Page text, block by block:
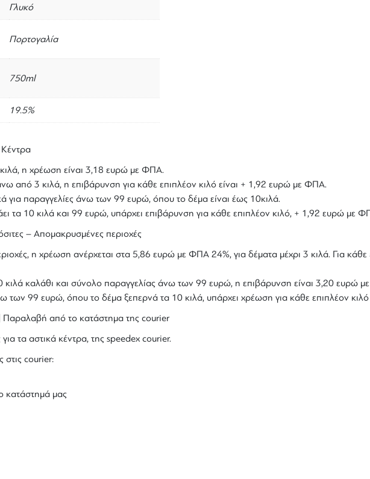
Γλυκό
Πορτογαλία
750ml
19.5%
κιλά, η χρέωση είναι 3,18 ευρώ με ΦΠΑ.
από 3 κιλά, η επιβάρυνση για κάθε επιπλέον κιλό είναι + 1,92 ευρώ με ΦΠΑ.
για παραγγελίες άνω των 99 ευρώ, όπου το δέμα είναι έως 10κιλά.
τα 10 κιλά και 99 ευρώ, υπάρχει επιβάρυνση για κάθε επιπλέον κιλό, + 1,92 ευρώ με
– Απομακρυσμένες περιοχές
η χρέωση ανέρχεται στα 5,86 ευρώ με ΦΠΑ 24%, για δέματα μέχρι 3 κιλά. Για
κιλά καλάθι και σύνολο παραγγελίας άνω των 99 ευρώ, η επιβάρυνση είναι 3,20 ευρώ
των 99 ευρώ, όπου το δέμα ξεπερνά τα 10 κιλά, υπάρχει χρέωση για κάθε επιπλέον
Παραλαβή από το κατάστημα της courier
για τα αστικά κέντρα, της speedex courier.
στις courier:
κατάστημά μας